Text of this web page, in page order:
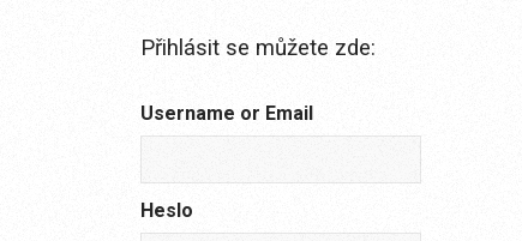
Přihlásit se můžete zde:
Username or Email
Heslo